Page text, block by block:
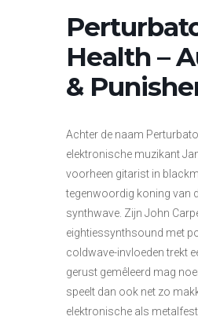
Health –
&
Achter de naam
elektronische muzikant
voorheen gitarist in
tegenwoordig koning van
synthwave. Zijn John
eightiessynthsound met
coldwave-invloeden trekt
gerust gemêleerd mag
speelt dan ook net zo
elektronische als